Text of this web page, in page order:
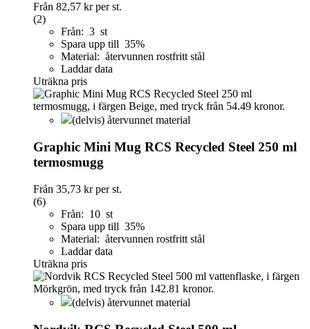
Från 82,57 krper st.
(2)
Från: 3 st
Spara upp till 35%
Material: återvunnen rostfritt stål
Laddar data
Uträkna pris
(delvis) återvunnet material
Graphic Mini Mug RCS Recycled Steel 250 ml
termosmugg
Från 35,73 krper st.
(6)
Från: 10 st
Spara upp till 35%
Material: återvunnen rostfritt stål
Laddar data
Uträkna pris
(delvis) återvunnet material